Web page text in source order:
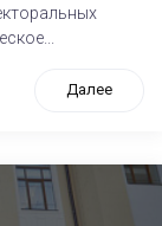
Далее